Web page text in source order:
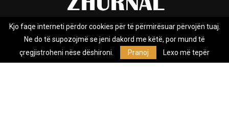
Rreth nesh Impresumi Marketing
Privacy Policy
Zhurnal.mk është Agjenci e Lajmeve e pavarur, e themeluar në vitin
Kjo faqe interneti përdor cookies për të përmirësuar përvojën tuaj.
Ne do të supozojmë se jeni dakord me këtë, por mund të
çregjistroheni nëse dëshironi.
Pranoj Lexo më tepër